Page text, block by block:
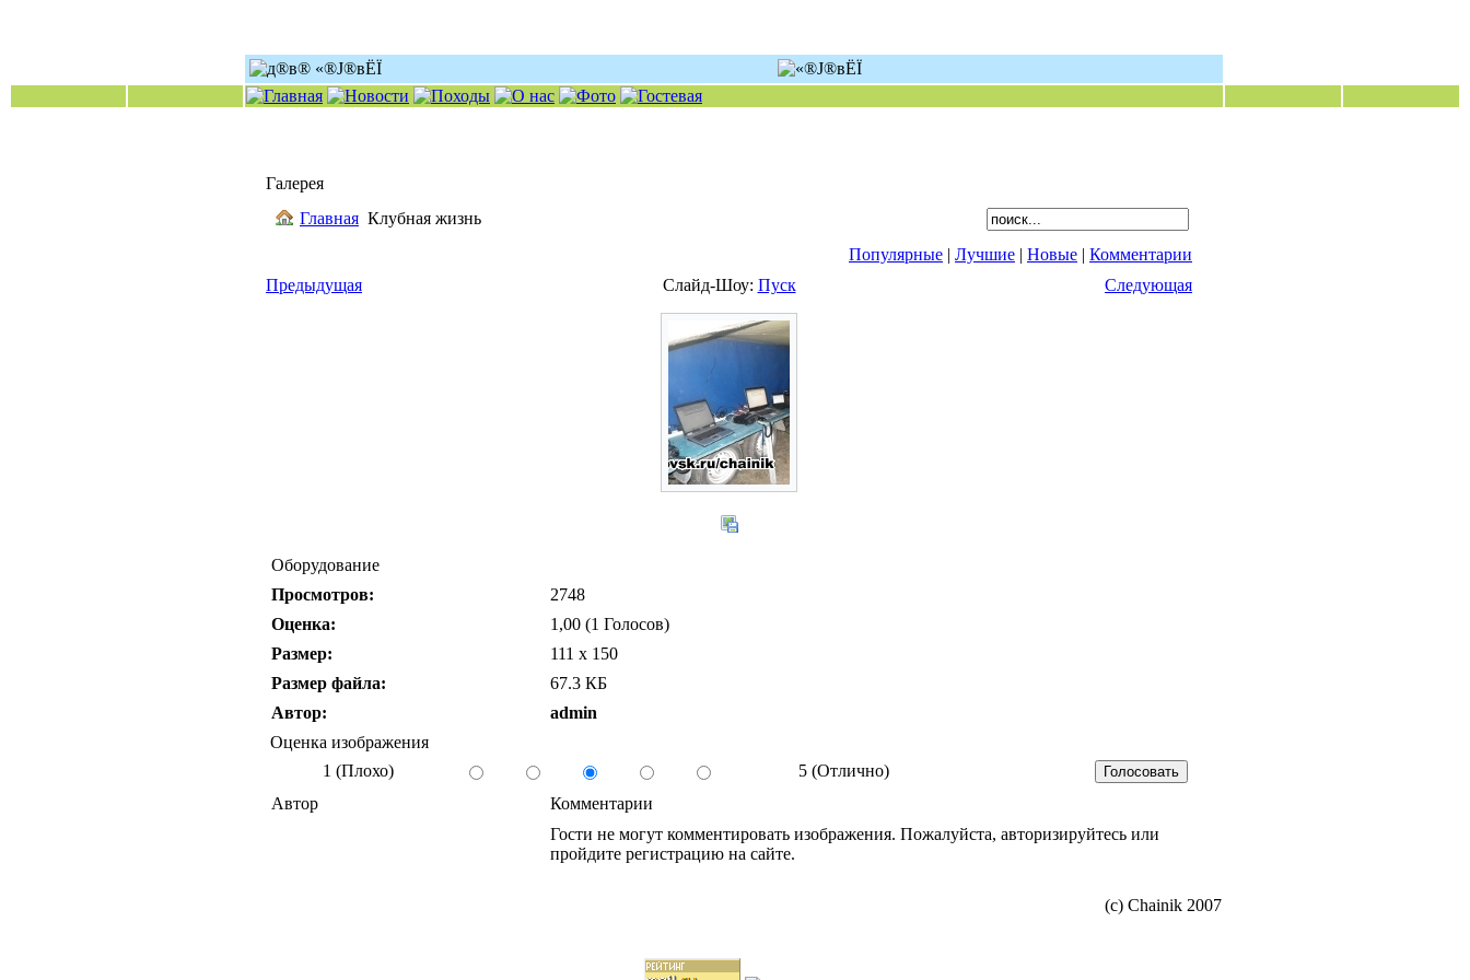
Галерея
Главная Клубная жизнь
Популярные | Лучшие | Новые | Комментарии
Предыдущая
Слайд-Шоу: Пуск Следующая
Оборудование
Просмотров:
2748
Оценка:
1,00 (1 Голосов)
Размер:
111 x 150
Размер файла:
67.3 КБ
Автор:
admin
Оценка изображения
1 (Плохо)
5 (Отлично)
Автор
Комментарии
Гости не могут комментировать изображения. Пожалуйста, авторизируйтесь или
пройдите регистрацию на сайте.
(c) Chainik 2007